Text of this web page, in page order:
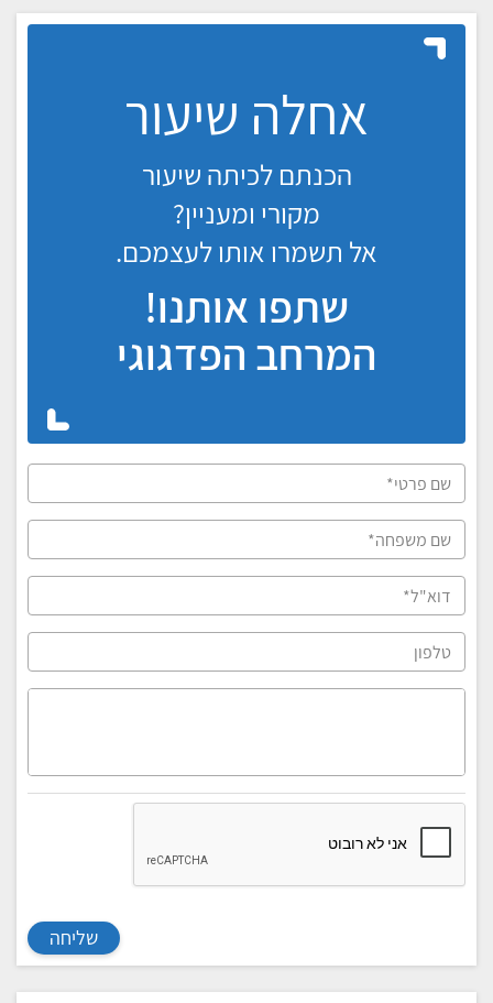
אחלה שיעור
הכנתם לכיתה שיעור
מקורי ומעניין?
אל תשמרו אותו לעצמכם.
שתפו אותנו!
המרחב הפדגוגי
שליחה